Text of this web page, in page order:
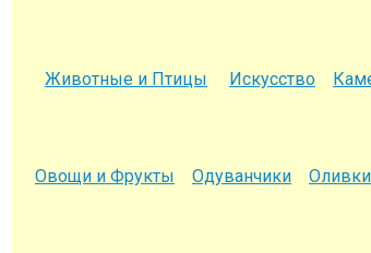
Животные и Птицы Искусство
Овощи и Фрукты Одуванчики